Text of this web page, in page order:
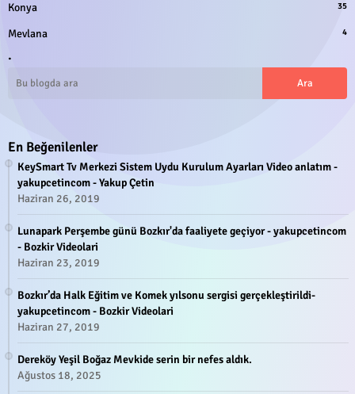
Konya 35
Mevlana 4
.
En Beğenilenler
KeySmart Tv Merkezi Sistem Uydu Kurulum Ayarları Video anlatım -
yakupcetincom - Yakup Çetin
Haziran 26, 2019
Lunapark Perşembe günü Bozkır'da faaliyete geçiyor - yakupcetincom
- Bozkir Videolari
Haziran 23, 2019
Bozkır’da Halk Eğitim ve Komek yılsonu sergisi gerçekleştirildi-
yakupcetincom - Bozkir Videolari
Haziran 27, 2019
Dereköy Yeşil Boğaz Mevkide serin bir nefes aldık.
Ağustos 18, 2025